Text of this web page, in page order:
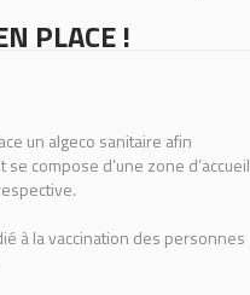
PLACE !
un algeco sanitaire afin
compose d’une zone d’accueil
à la vaccination des personnes